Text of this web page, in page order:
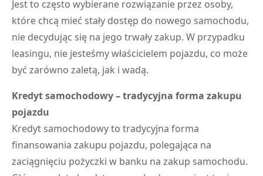
Jest to często wybierane rozwiązanie przez osoby,
które chcą mieć stały dostęp do nowego samochodu,
nie decydując się na jego trwały zakup. W przypadku
leasingu, nie jesteśmy właścicielem pojazdu, co może
być zarówno zaletą, jak i wadą.
Kredyt samochodowy – tradycyjna forma zakupu
pojazdu
Kredyt samochodowy to tradycyjna forma
finansowania zakupu pojazdu, polegająca na
zaciągnięciu pożyczki w banku na zakup samochodu.